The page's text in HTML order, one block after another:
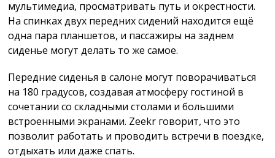
мультимедиа, просматривать путь и окрестности.
На спинках двух передних сидений находится ещё
одна пара планшетов, и пассажиры на заднем
сиденье могут делать то же самое.
Передние сиденья в салоне могут поворачиваться
на 180 градусов, создавая атмосферу гостиной в
сочетании со складными столами и большими
встроенными экранами. Zeekr говорит, что это
позволит работать и проводить встречи в поездке,
отдыхать или даже спать.